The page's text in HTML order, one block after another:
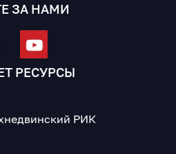
ЗА НАМИ
РЕСУРСЫ
РИК